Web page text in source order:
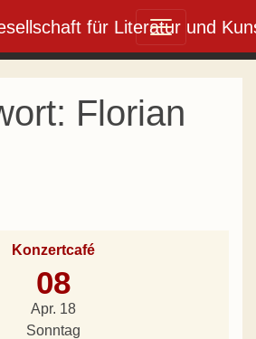
Florian
Konzertcafé
08
Apr. 18
Sonntag